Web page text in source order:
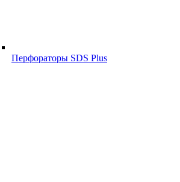
Перфораторы SDS Plus